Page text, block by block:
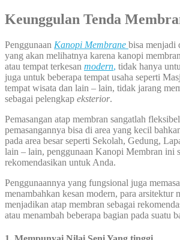
Keunggulan Tenda
Penggunaan Kanopi Membrane bisa menjadi
yang akan melihatnya karena kanopi
atau tempat terkesan modern, tidak hanya
juga untuk beberapa tempat usaha seperti
tempat wisata dan lain – lain, tidak jarang
sebagai pelengkap eksterior.
Pemasangan atap membran sangatlah
pemasangannya bisa di area yang kecil
pada area besar seperti Sekolah, Gedung,
lain – lain, penggunaan Kanopi Membran ini
rekomendasikan untuk Anda.
Penggunaannya yang fungsional juga
menambahkan kesan modern, para arsitektur
menjadikan atap membran sebagai
atau menambah beberapa bagian pada suatu